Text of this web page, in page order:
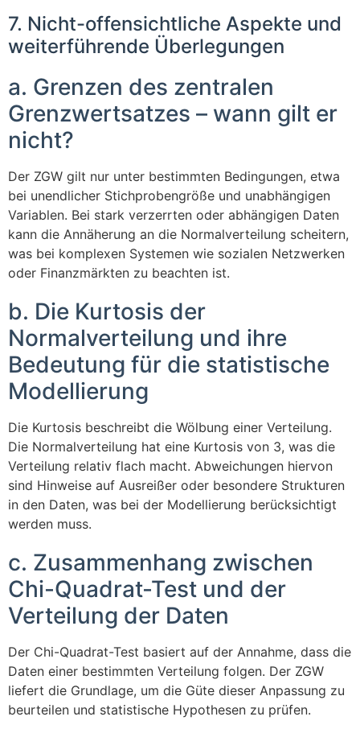
7. Nicht-offensichtliche Aspekte und
weiterführende Überlegungen
a. Grenzen des zentralen
Grenzwertsatzes – wann gilt er
nicht?
Der ZGW gilt nur unter bestimmten Bedingungen, etwa
bei unendlicher Stichprobengröße und unabhängigen
Variablen. Bei stark verzerrten oder abhängigen Daten
kann die Annäherung an die Normalverteilung scheitern,
was bei komplexen Systemen wie sozialen Netzwerken
oder Finanzmärkten zu beachten ist.
b. Die Kurtosis der
Normalverteilung und ihre
Bedeutung für die statistische
Modellierung
Die Kurtosis beschreibt die Wölbung einer Verteilung.
Die Normalverteilung hat eine Kurtosis von 3, was die
Verteilung relativ flach macht. Abweichungen hiervon
sind Hinweise auf Ausreißer oder besondere Strukturen
in den Daten, was bei der Modellierung berücksichtigt
werden muss.
c. Zusammenhang zwischen
Chi-Quadrat-Test und der
Verteilung der Daten
Der Chi-Quadrat-Test basiert auf der Annahme, dass die
Daten einer bestimmten Verteilung folgen. Der ZGW
liefert die Grundlage, um die Güte dieser Anpassung zu
beurteilen und statistische Hypothesen zu prüfen.